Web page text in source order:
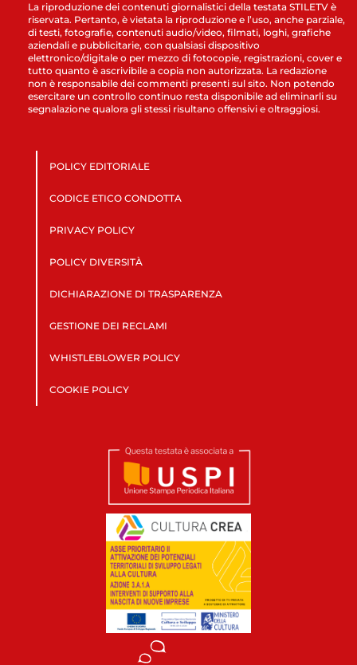
La riproduzione dei contenuti giornalistici della testata STILETV è
riservata. Pertanto, è vietata la riproduzione e l’uso, anche parziale,
di testi, fotografie, contenuti audio/video, filmati, loghi, grafiche
aziendali e pubblicitarie, con qualsiasi dispositivo
elettronico/digitale o per mezzo di fotocopie, registrazioni, cover e
tutto quanto è ascrivibile a copia non autorizzata. La redazione
non è responsabile dei commenti presenti sul sito. Non potendo
esercitare un controllo continuo resta disponibile ad eliminarli su
segnalazione qualora gli stessi risultano offensivi e oltraggiosi.
POLICY EDITORIALE
CODICE ETICO CONDOTTA
PRIVACY POLICY
POLICY DIVERSITÀ
DICHIARAZIONE DI TRASPARENZA
GESTIONE DEI RECLAMI
WHISTLEBLOWER POLICY
COOKIE POLICY